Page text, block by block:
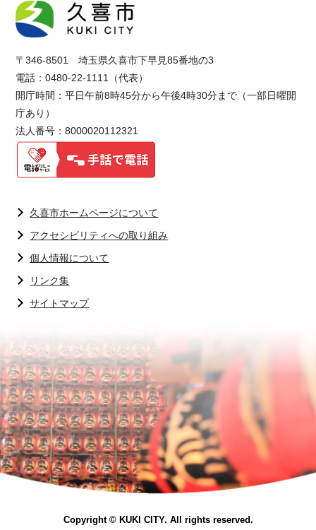
〒346-8501 埼玉県久喜市下早見85番地の3
電話：0480-22-1111（代表）
開庁時間：平日午前8時45分から午後4時30分まで（一部日曜開
庁あり）
法人番号：8000020112321
久喜市ホームページについて
アクセシビリティへの取り組み
個人情報について
リンク集
サイトマップ
Copyright © KUKI CITY. All rights reserved.